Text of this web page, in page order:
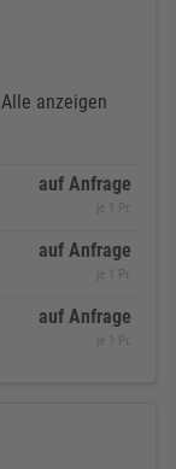
Alle anzeigen
auf Anfrage
je 1 Pr.
auf Anfrage
je 1 Pr.
auf Anfrage
je 1 Pr.